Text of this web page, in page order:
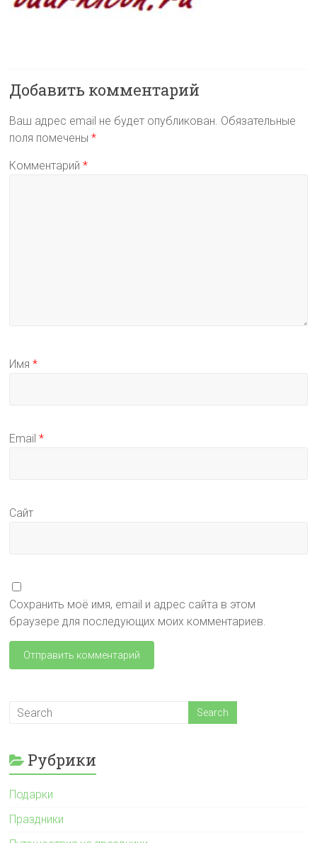
Добавить комментарий
Ваш адрес email не будет опубликован. Обязательные
поля помечены*
Комментарий*
Имя*
Email*
Сайт
Сохранить моё имя, email и адрес сайта в этом
браузере для последующих моих комментариев.
Рубрики
Подарки
Праздники